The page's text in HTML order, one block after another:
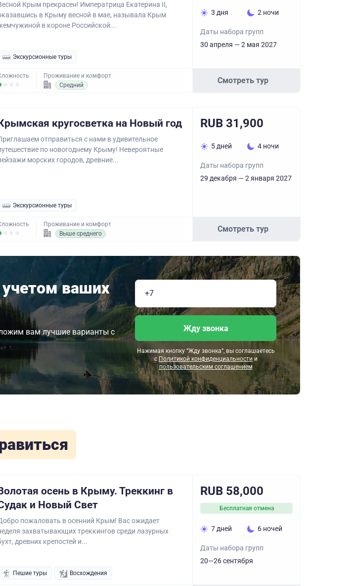
Крым прекрасен! Императрица Екатерина II,
в Крыму весной в мае, называла Крым
в короне Российской...
Экскурсионные туры
Проживание и комфорт
Средний
3 дня 2 ночи
Даты набора групп
30 апреля — 2 мая 2027
Смотреть тур
кругосветка на Новый год
отправиться с нами в удивительное
по новогоднему Крыму! Невероятные
морских городов, древние...
Экскурсионные туры
Проживание и комфорт
Выше среднего
RUB 31,900
5 дней 4 ночи
Даты набора групп
29 декабря — 2 января 2027
Смотреть тур
ваших
вам лучшие варианты с
Жду звонка
Нажимая кнопку “Жду звонка”, вы соглашаетесь
сПолитикой конфиденциальности и
пользовательским соглашением
осень в Крыму. Треккинг в
и Новый Свет
пожаловать в осенний Крым! Вас ожидает
захватывающих треккингов среди лазурных
древних крепостей и...
Пешие туры Восхождения
RUB 58,000
Бесплатная отмена
7 дней 6 ночей
Даты набора групп
20—26 сентября